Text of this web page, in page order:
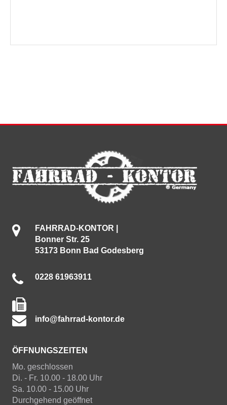
FAHRRAD-KONTOR |
Bonner Str. 25
53173 Bonn Bad Godesberg
0228 61963911
info@fahrrad-kontor.de
ÖFFNUNGSZEITEN
Mo. geschlossen
Di. - Fr. 10.00 - 18.00 Uhr
Sa. 10.00 - 15.00 Uhr
Durchgehend geöffnet